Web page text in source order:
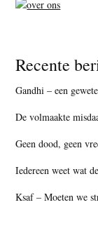
Recente
Gandhi – een
De volmaakte
Geen dood, geen
Iedereen weet wat
Ksaf – Moeten we